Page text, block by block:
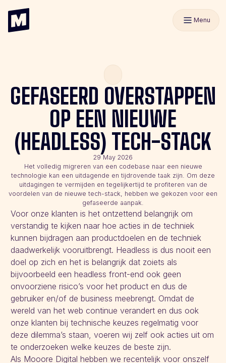
Menu
GEFASEERD OVERSTAPPEN
OP EEN NIEUWE
(HEADLESS) TECH-STACK
29 May 2026
Het volledig migreren van een codebase naar een nieuwe
technologie kan een uitdagende en tijdrovende taak zijn. Om deze
uitdagingen te vermijden en tegelijkertijd te profiteren van de
voordelen van de nieuwe tech-stack, hebben we gekozen voor een
gefaseerde aanpak.
Voor onze klanten is het ontzettend belangrijk om
verstandig te kijken naar hoe acties in de techniek
kunnen bijdragen aan productdoelen en de techniek
daadwerkelijk vooruitbrengt. Headless is dus nooit een
doel op zich en het is belangrijk dat zoiets als
bijvoorbeeld een headless front-end ook geen
onvoorziene risico’s voor het product en dus de
gebruiker en/of de business meebrengt. Omdat de
wereld van het web continue verandert en dus ook
onze klanten bij technische keuzes regelmatig voor
deze dilemma’s staan, voeren wij zelf ook acties uit om
te onderzoeken welke keuzes de beste zijn.
Als Mooore Digital hebben we recentelijk voor onszelf